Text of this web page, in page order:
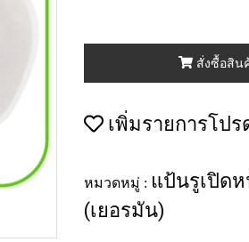
สั่งซื้อสิน
เพิ่มรายการโปร
หมวดหมู่ : แป้นรูเปิด
(เยอรมัน)